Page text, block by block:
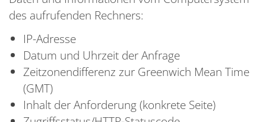
des aufrufenden Rechners:
IP-Adresse
Datum und Uhrzeit der Anfrage
Zeitzonendifferenz zur Greenwich Mean Time
(GMT)
Inhalt der Anforderung (konkrete Seite)